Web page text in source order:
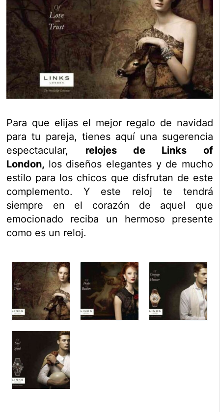
Para que elijas el mejor regalo de navidad
para tu pareja, tienes aquí una sugerencia
espectacular, relojes de Links of
London, los diseños elegantes y de mucho
estilo para los chicos que disfrutan de este
complemento. Y este reloj te tendrá
siempre en el corazón de aquel que
emocionado reciba un hermoso presente
como es un reloj.